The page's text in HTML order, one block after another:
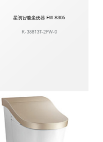
星朗智能坐便器 FW S305
K-38813T-2FW-0